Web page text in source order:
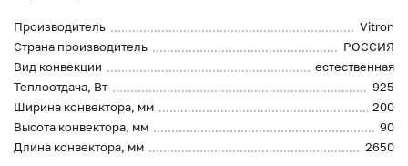
Производитель
Vitron
Страна производитель
РОССИЯ
Вид конвекции
естественная
Теплоотдача, Вт
925
Ширина конвектора, мм
200
Высота конвектора, мм
90
Длина конвектора, мм
2650